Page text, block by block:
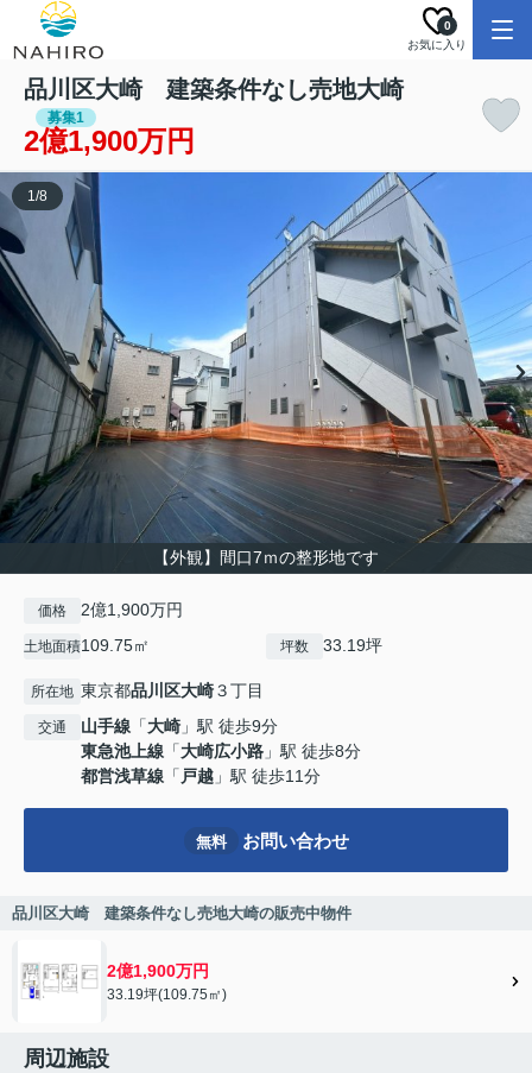
お気に入り
0
品川区大崎 建築条件なし売地大崎
募集1
2億1,900万円
【外観】間口7ｍの整形地です
1/8
価格 2億1,900万円
土地面積109.75㎡ 坪数 33.19坪
所在地 東京都品川区大崎３丁目
交通 山手線 「大崎 」駅 徒歩9分
東急池上線 「大崎広小路 」駅 徒歩8分
都営浅草線 「 戸越 」駅 徒歩11分
無料 お問い合わせ
品川区大崎 建築条件なし売地大崎の販売中物件
2億1,900万円
33.19坪(109.75㎡)
周辺施設